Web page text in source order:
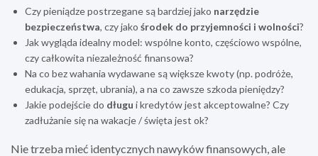
Czy pieniądze postrzegane są bardziej jako narzędzie
bezpieczeństwa, czy jako środek do przyjemności i wolności?
Jak wygląda idealny model: wspólne konto, częściowo wspólne,
czy całkowita niezależność finansowa?
Na co bez wahania wydawane są większe kwoty (np. podróże,
edukacja, sprzęt, ubrania), a na co zawsze szkoda pieniędzy?
Jakie podejście do długu i kredytów jest akceptowalne? Czy
zadłużanie się na wakacje / święta jest ok?
Nie trzeba mieć identycznych nawyków finansowych, ale